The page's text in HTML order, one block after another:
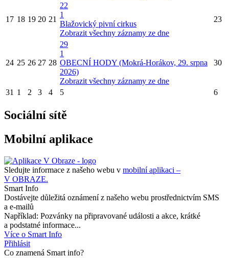
17 18 19 20 21
22
1
Blažovický pivní cirkus
Zobrazit všechny záznamy ze dne
23
24 25 26 27 28
29
1
OBECNÍ HODY (Mokrá-Horákov, 29. srpna
2026)
Zobrazit všechny záznamy ze dne
30
31 1 2 3 4 5 6
Sociální sítě
Mobilní aplikace
Sledujte informace z našeho webu v mobilní aplikaci –
V OBRAZE.
Smart Info
Dostávejte důležitá oznámení z našeho webu prostřednictvím SMS
a e-mailů
Například: Pozvánky na připravované události a akce, krátké
a podstatné informace...
Více o Smart Info
Přihlásit
Co znamená Smart info?